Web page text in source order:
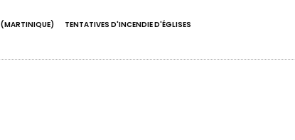
(MARTINIQUE) TENTATIVES D'INCENDIE D'ÉGLISES